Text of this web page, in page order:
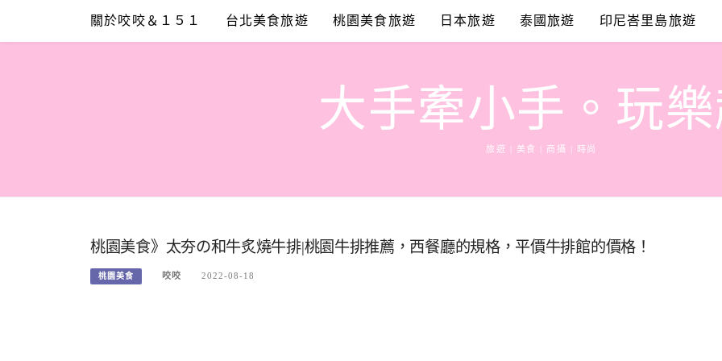
content
關於咬咬＆１５１ 台北美食旅遊 桃園美食旅遊 日本旅遊 泰國旅遊 印尼峇里島旅遊
大手牽小手。玩
旅遊 | 美食 | 商攝 | 時尚
桃園美食》太夯の和牛炙燒牛排|桃園牛排推薦，西餐廳的規格，平價牛排館的價格！
桃園美食 咬咬 2022-08-18